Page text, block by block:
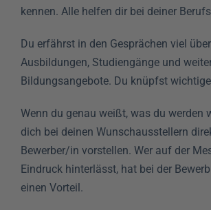
kennen. Alle helfen dir bei deiner
Du erfährst in den Gesprächen viel
Ausbildungen, Studiengänge und
Bildungsangebote. Du knüpfst
Wenn du genau weißt, was du werden
dich bei deinen Wunschausstellern
Bewerber/in vorstellen. Wer auf der
Eindruck hinterlässt, hat bei der
einen Vorteil.